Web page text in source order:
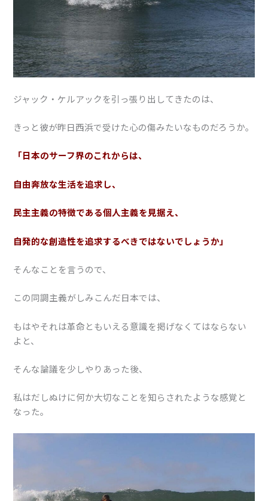
ジャック・ケルアックを引っ張り出してきたのは、
きっと彼が昨日西浜で受けた心の傷みたいなものだろうか。
「日本のサーフ界のこれからは、
自由奔放な生活を追求し、
民主主義の特徴である個人主義を見据え、
自発的な創造性を追求するべきではないでしょうか」
そんなことを言うので、
この同調主義がしみこんだ日本では、
もはやそれは革命ともいえる意識を掲げなくてはならない
よと、
そんな論議を少しやりあった後、
私はだしぬけに何か大切なことを知らされたような感覚と
なった。